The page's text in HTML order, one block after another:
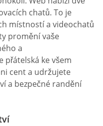
chatů. To je
místností a videochatů
promění vaše
a
přátelská ke všem
cent a udržujete
a bezpečné randění